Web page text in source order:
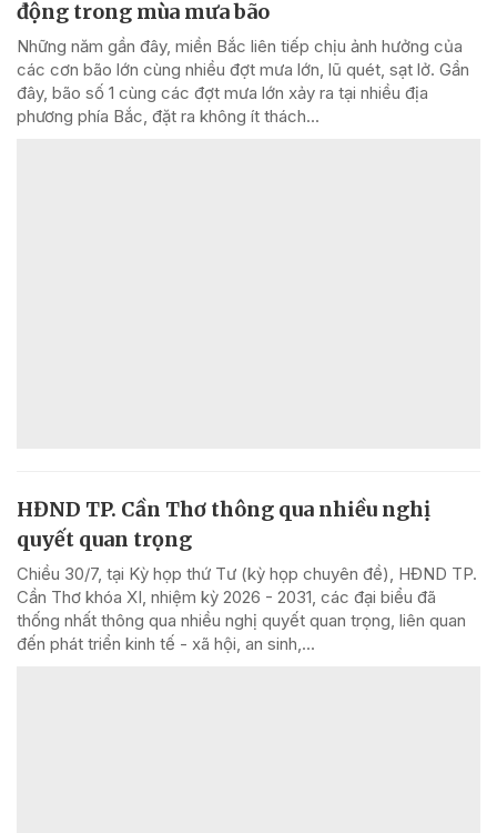
động trong mùa mưa bão
Những năm gần đây, miền Bắc liên tiếp chịu ảnh hưởng của
các cơn bão lớn cùng nhiều đợt mưa lớn, lũ quét, sạt lở. Gần
đây, bão số 1 cùng các đợt mưa lớn xảy ra tại nhiều địa
phương phía Bắc, đặt ra không ít thách...
HĐND TP. Cần Thơ thông qua nhiều nghị
quyết quan trọng
Chiều 30/7, tại Kỳ họp thứ Tư (kỳ họp chuyên đề), HĐND TP.
Cần Thơ khóa XI, nhiệm kỳ 2026 - 2031, các đại biểu đã
thống nhất thông qua nhiều nghị quyết quan trọng, liên quan
đến phát triển kinh tế - xã hội, an sinh,...